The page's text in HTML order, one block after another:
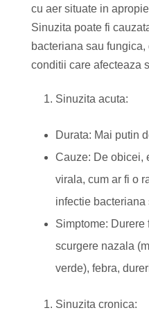
cu aer situate in
Sinuzita poate fi
bacteriana sau
conditii care afecteaza
Sinuzita acuta:
Durata: Mai putin
Cauze: De obicei,
virala, cum ar fi o
infectie bacteriana
Simptome:
scurgere nazala
verde), febra,
Sinuzita cronica: